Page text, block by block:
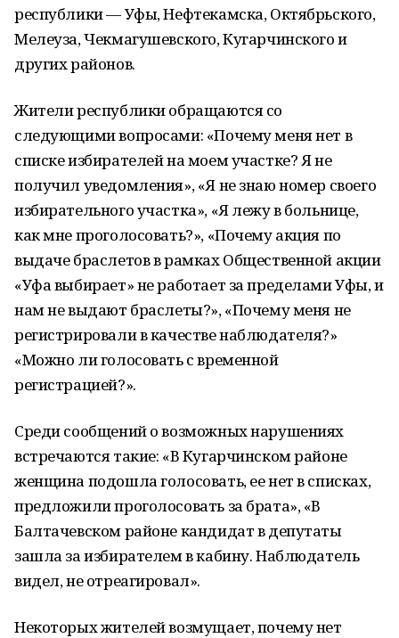
республики — Уфы, Нефтекамска, Октябрьского,
Мелеуза, Чекмагушевского, Кугарчинского и
других районов.
Жители республики обращаются со
следующими вопросами: «Почему меня нет в
списке избирателей на моем участке? Я не
получил уведомления», «Я не знаю номер своего
избирательного участка», «Я лежу в больнице,
как мне проголосовать?», «Почему акция по
выдаче браслетов в рамках Общественной акции
«Уфа выбирает» не работает за пределами Уфы, и
нам не выдают браслеты?», «Почему меня не
регистрировали в качестве наблюдателя?»
«Можно ли голосовать с временной
регистрацией?».
Среди сообщений о возможных нарушениях
встречаются такие: «В Кугарчинском районе
женщина подошла голосовать, ее нет в списках,
предложили проголосовать за брата», «В
Балтачевском районе кандидат в депутаты
зашла за избирателем в кабину. Наблюдатель
видел, не отреагировал».
Некоторых жителей возмущает, почему нет